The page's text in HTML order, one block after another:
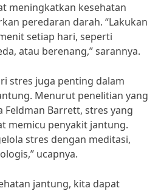
meningkatkan kesehatan
peredaran darah. “Lakukan
setiap hari, seperti
atau berenang,” sarannya.
stres juga penting dalam
Menurut penelitian yang
Feldman Barrett, stres yang
memicu penyakit jantung.
stres dengan meditasi,
ucapnya.
jantung, kita dapat